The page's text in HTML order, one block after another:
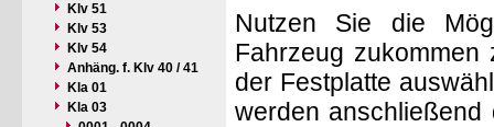
Klv 51
Klv 53
Klv 54
Anhäng. f. Klv 40 / 41
Kla 01
Kla 03
Nutzen Sie die
Fahrzeug
der Festplatte
werden anschließend